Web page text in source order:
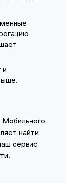
и
Мобильного
найти
сервис